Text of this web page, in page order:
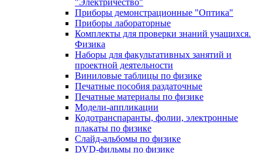
"Электричество"
Приборы демонстрационные "Оптика"
Приборы лабораторные
Комплекты для проверки знаний учащихся.
Физика
Наборы для факультативных занятий и
проектной деятельности
Виниловые таблицы по физике
Печатные пособия раздаточные
Печатные материалы по физике
Модели-аппликации
Кодотранспаранты, фолии, электронные
плакаты по физике
Слайд-альбомы по физике
DVD-фильмы по физике